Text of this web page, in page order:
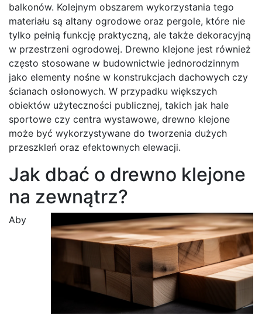
balkonów. Kolejnym obszarem wykorzystania tego
materiału są altany ogrodowe oraz pergole, które nie
tylko pełnią funkcję praktyczną, ale także dekoracyjną
w przestrzeni ogrodowej. Drewno klejone jest również
często stosowane w budownictwie jednorodzinnym
jako elementy nośne w konstrukcjach dachowych czy
ścianach osłonowych. W przypadku większych
obiektów użyteczności publicznej, takich jak hale
sportowe czy centra wystawowe, drewno klejone
może być wykorzystywane do tworzenia dużych
przeszkleń oraz efektownych elewacji.
Jak dbać o drewno klejone
na zewnątrz?
Aby